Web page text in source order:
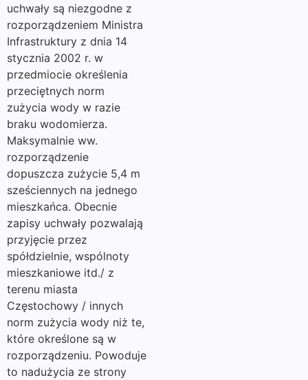
uchwały są niezgodne z
rozporządzeniem Ministra
Infrastruktury z dnia 14
stycznia 2002 r. w
przedmiocie określenia
przeciętnych norm
zużycia wody w razie
braku wodomierza.
Maksymalnie ww.
rozporządzenie
dopuszcza zużycie 5,4 m
sześciennych na jednego
mieszkańca. Obecnie
zapisy uchwały pozwalają
przyjęcie przez
spółdzielnie, wspólnoty
mieszkaniowe itd./ z
terenu miasta
Częstochowy / innych
norm zużycia wody niż te,
które określone są w
rozporządzeniu. Powoduje
to nadużycia ze strony